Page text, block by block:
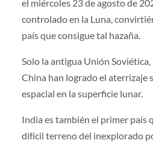
el miércoles 23 de agosto de
controlado en la Luna,
país que consigue tal hazaña.
Solo la antigua Unión
China han logrado el aterrizaje
espacial en la superficie lunar.
India es también el primer país
difícil terreno del inexplorado